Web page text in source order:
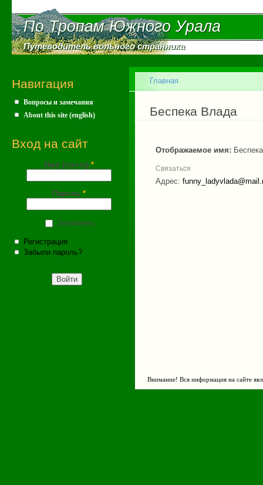
По Тропам Южного Урала
По Тропам Южного Урала
Путеводитель вольного странника
Путеводитель вольного странника
Навигация
Вопросы и замечания
About this site (english)
Вход на сайт
Имя (почта) *
Пароль *
Запомнить
Регистрация
Забыли пароль?
Вы здесь
Главная
Беспека Влада
Отображаемое имя:
Связаться
Адрес:
Внимание! Вся информация на сайте